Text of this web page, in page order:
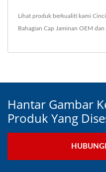
Lihat produk berkualiti kami
Bahagian Cap Jaminan OEM dan
Hantar Gambar
Produk Yang